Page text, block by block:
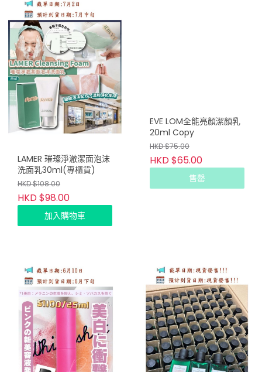
LAMER 璀璨淨澈潔面泡沫
洗面乳30ml(專櫃貨)
HKD $108.00
HKD $98.00
加入購物車
EVE LOM全能亮顏潔顏乳
20ml Copy
HKD $75.00
HKD $65.00
售罄